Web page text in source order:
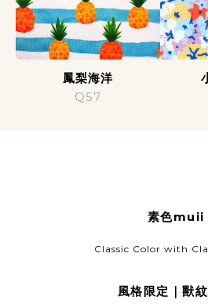
鳳梨海洋
Q57
素色muii
Classic Color with
風格限定｜獸